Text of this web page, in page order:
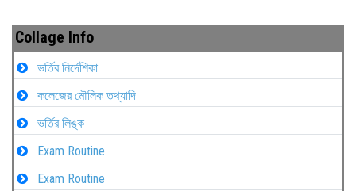
Collage Info
ভর্তির নির্দেশিকা
কলেজের মৌলিক তথ্যাদি
ভর্তির লিঙ্ক
Exam Routine
Exam Routine